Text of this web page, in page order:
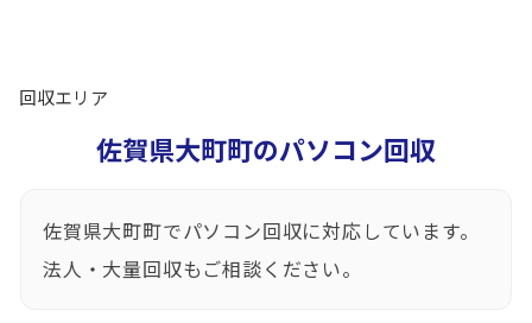
回収エリア
佐賀県大町町のパソコン回収
佐賀県大町町でパソコン回収に対応しています。
法人・大量回収もご相談ください。